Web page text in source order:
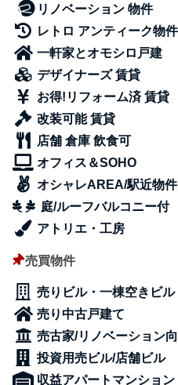
リノベーション 物件
レトロ アンティーク物件
一軒家とオモシロ戸建
デザイナーズ 賃貸
お得!リフォーム済 賃貸
改装可能 賃貸
店舗 倉庫 飲食可
オフィス＆SOHO
オシャレAREA/駅近物件
庭/ルーフバルコニー付
アトリエ・工房
売買物件
売りビル・一棟空きビル
売り中古戸建て
売古家/リノベーション向
投資用売ビル/店舗ビル
収益アパートマンション